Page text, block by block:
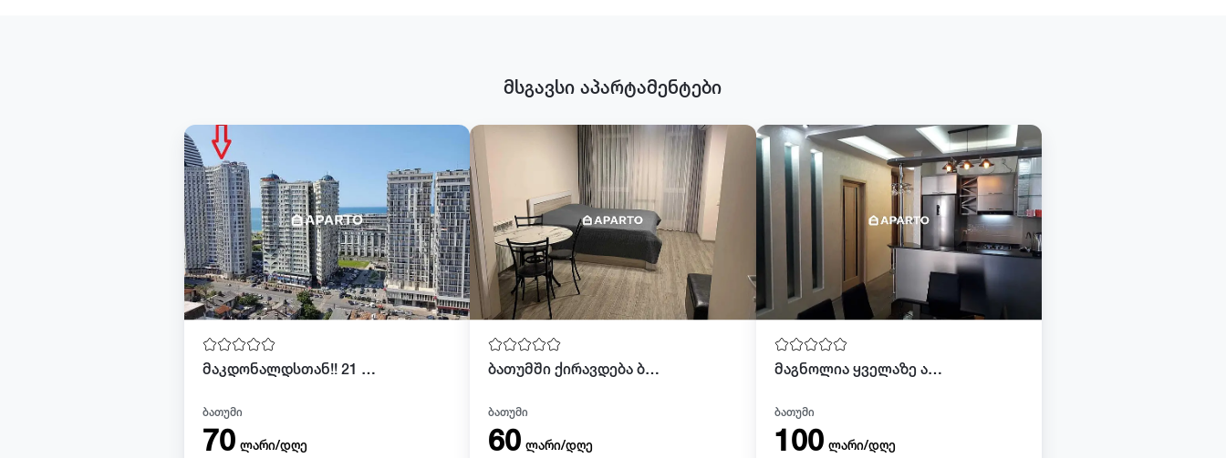
მსგავსი აპარტამენტები
მაკდონალდსთან!! 21 სართულზე ქირავდება 35კვ სტუდიო.
ბათუმი
70 ლარი/დღე
ბათუმში ქირავდება ბინა დღიურად
ბათუმი
60 ლარი/დღე
მაგნოლია ყველაზე ახლოს ზღვასთან. 3 ოთახიანი
ბათუმი
100 ლარი/დღე